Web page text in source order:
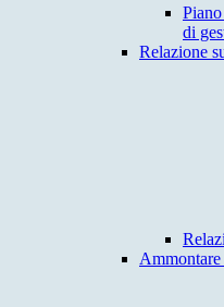
di
Relazione